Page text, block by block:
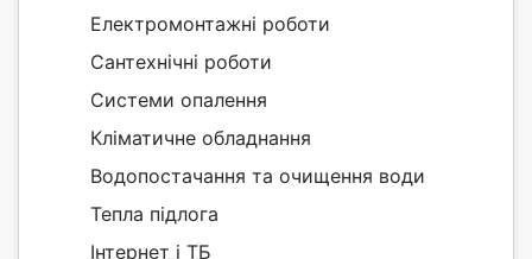
Електромонтажні роботи
Сантехнічні роботи
Системи опалення
Кліматичне обладнання
Водопостачання та очищення води
Тепла підлога
Інтернет і ТБ